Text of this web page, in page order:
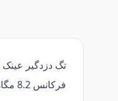
فرکانس 8.2 مگاهرتز کار می‌کند و راهکار ایده‌آلی برای محافظت از عینک‌های گران‌قیمت محسوب می‌شود.